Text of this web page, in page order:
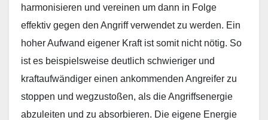
harmonisieren und vereinen um dann in Folge
effektiv gegen den Angriff verwendet zu werden. Ein
hoher Aufwand eigener Kraft ist somit nicht nötig. So
ist es beispielsweise deutlich schwieriger und
kraftaufwändiger einen ankommenden Angreifer zu
stoppen und wegzustoßen, als die Angriffsenergie
abzuleiten und zu absorbieren. Die eigene Energie